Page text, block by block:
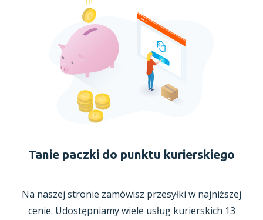
Tanie paczki do punktu kurierskiego
Na naszej stronie zamówisz przesyłki w najniższej
cenie. Udostępniamy wiele usług kurierskich 13